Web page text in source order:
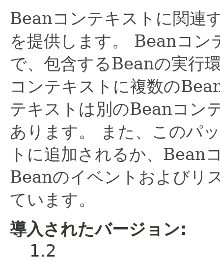
Beanコンテキストに関連
を提供します。
Beanコン
で、包含するBeanの実行
コンテキストに複数の
テキストは別のBeanコン
あります。
また、このパ
トに追加されるか、Bean
Beanのイベントおよびリ
ています。
導入されたバージョン:
1.2